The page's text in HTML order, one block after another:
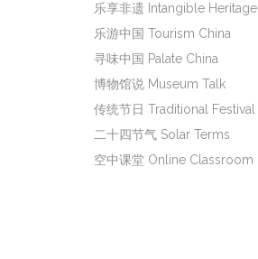
乐享非遗 Intangible Heritage
乐游中国 Tourism China
寻味中国 Palate China
博物馆说 Museum Talk
传统节日 Traditional Festival
二十四节气 Solar Terms
空中课堂 Online Classroom